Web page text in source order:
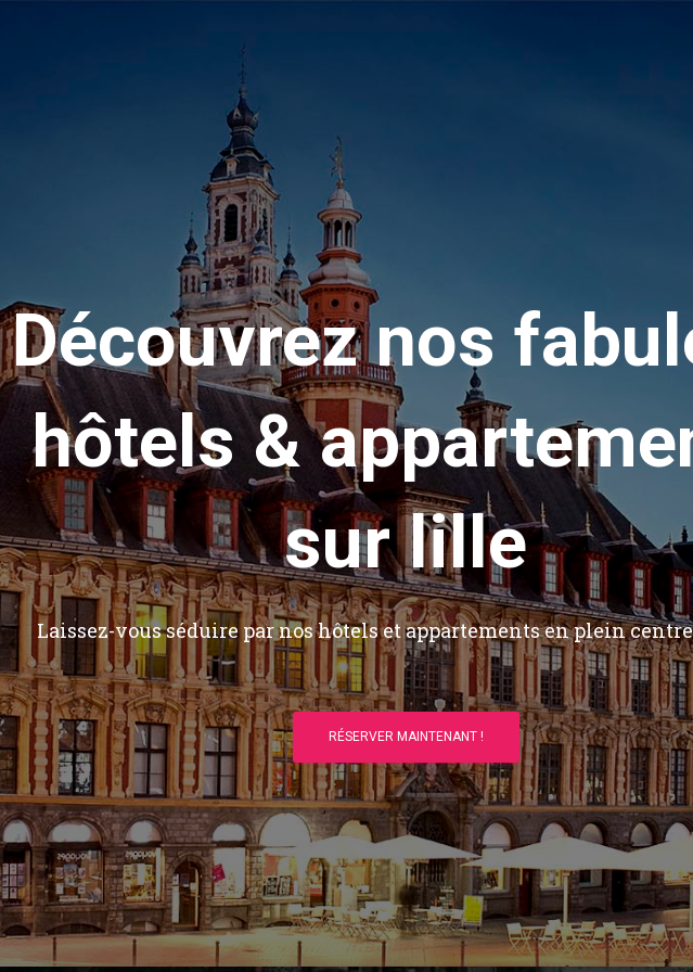
Découvrez nos
hôtels &
sur lille
Laissez-vous séduire par nos hôtels et appartements en plein
RÉSERVER MAINTENANT !